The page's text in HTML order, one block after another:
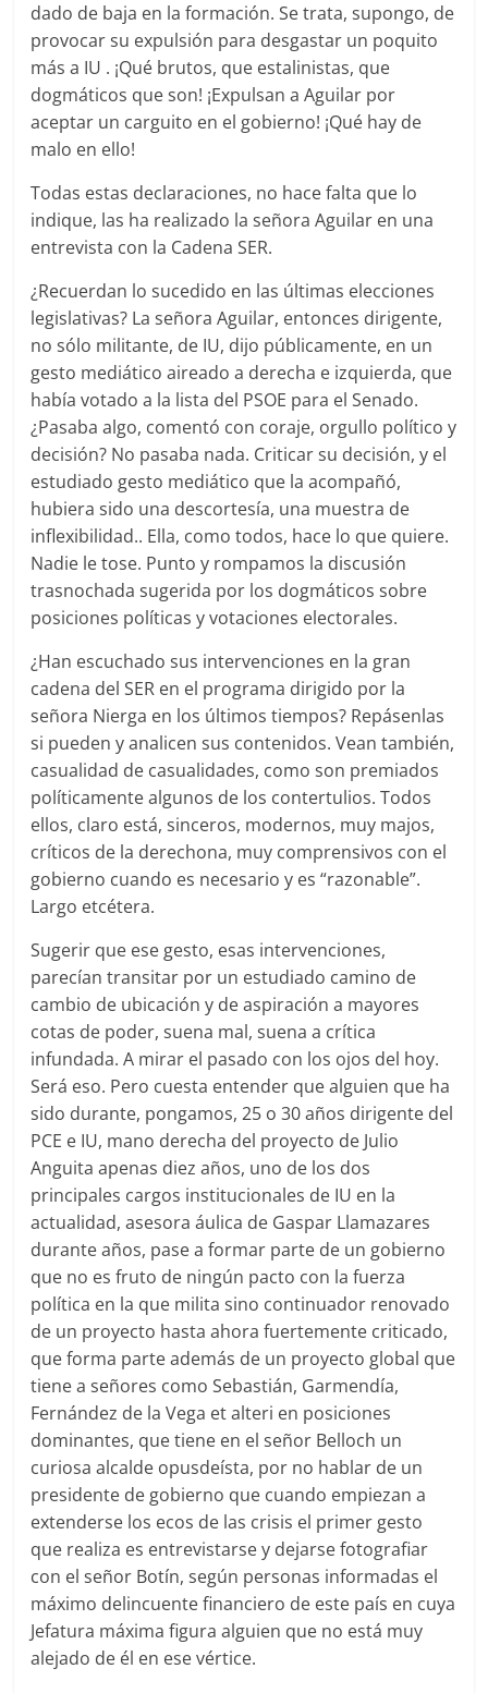
dado de baja en la formación. Se trata, supongo, de
provocar su expulsión para desgastar un poquito
más a IU . ¡Qué brutos, que estalinistas, que
dogmáticos que son! ¡Expulsan a Aguilar por
aceptar un carguito en el gobierno! ¡Qué hay de
malo en ello!
Todas estas declaraciones, no hace falta que lo
indique, las ha realizado la señora Aguilar en una
entrevista con la Cadena SER.
¿Recuerdan lo sucedido en las últimas elecciones
legislativas? La señora Aguilar, entonces dirigente,
no sólo militante, de IU, dijo públicamente, en un
gesto mediático aireado a derecha e izquierda, que
había votado a la lista del PSOE para el Senado.
¿Pasaba algo, comentó con coraje, orgullo político y
decisión? No pasaba nada. Criticar su decisión, y el
estudiado gesto mediático que la acompañó,
hubiera sido una descortesía, una muestra de
inflexibilidad.. Ella, como todos, hace lo que quiere.
Nadie le tose. Punto y rompamos la discusión
trasnochada sugerida por los dogmáticos sobre
posiciones políticas y votaciones electorales.
¿Han escuchado sus intervenciones en la gran
cadena del SER en el programa dirigido por la
señora Nierga en los últimos tiempos? Repásenlas
si pueden y analicen sus contenidos. Vean también,
casualidad de casualidades, como son premiados
políticamente algunos de los contertulios. Todos
ellos, claro está, sinceros, modernos, muy majos,
críticos de la derechona, muy comprensivos con el
gobierno cuando es necesario y es “razonable”.
Largo etcétera.
Sugerir que ese gesto, esas intervenciones,
parecían transitar por un estudiado camino de
cambio de ubicación y de aspiración a mayores
cotas de poder, suena mal, suena a crítica
infundada. A mirar el pasado con los ojos del hoy.
Será eso. Pero cuesta entender que alguien que ha
sido durante, pongamos, 25 o 30 años dirigente del
PCE e IU, mano derecha del proyecto de Julio
Anguita apenas diez años, uno de los dos
principales cargos institucionales de IU en la
actualidad, asesora áulica de Gaspar Llamazares
durante años, pase a formar parte de un gobierno
que no es fruto de ningún pacto con la fuerza
política en la que milita sino continuador renovado
de un proyecto hasta ahora fuertemente criticado,
que forma parte además de un proyecto global que
tiene a señores como Sebastián, Garmendía,
Fernández de la Vega et alteri en posiciones
dominantes, que tiene en el señor Belloch un
curiosa alcalde opusdeísta, por no hablar de un
presidente de gobierno que cuando empiezan a
extenderse los ecos de las crisis el primer gesto
que realiza es entrevistarse y dejarse fotografiar
con el señor Botín, según personas informadas el
máximo delincuente financiero de este país en cuya
Jefatura máxima figura alguien que no está muy
alejado de él en ese vértice.